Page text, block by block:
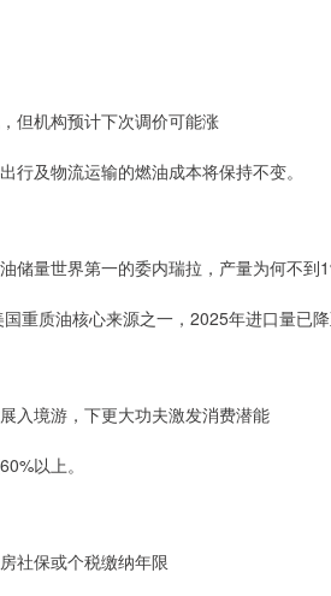
但机构预计下次调价可能涨
行及物流运输的燃油成本将保持不变。
储量世界第一的委内瑞拉，产量为何不到
重质油核心来源之一，2025年进口量已降
入境游，下更大功夫激发消费潜能
以上。
社保或个税缴纳年限